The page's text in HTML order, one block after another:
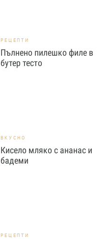
РЕЦЕПТИ
Пълнено пилешко филе в
бутер тесто
ВКУСНО
Кисело мляко с ананас и
бадеми
РЕЦЕПТИ